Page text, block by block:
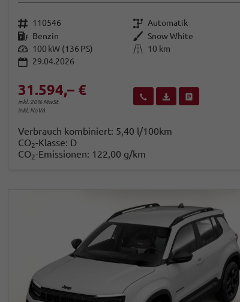
Fahrzeugnr. 110546 Getriebe Automatik
Kraftstoff Benzin Außenfarbe Snow White
Leistung 100 kW (136 PS) Kilometerstand 10 km
29.04.2026
31.594,– €
inkl. 20% MwSt.
inkl. NoVA
Wir rufen Sie anFahrzeugexposé (PDF)
Verbrauch kombiniert: 5,40 l/100km
CO2-Klasse: D
CO2-Emissionen: 122,00 g/km